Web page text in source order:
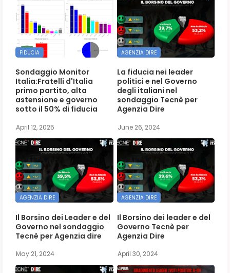
FIDUCIA
Sondaggio Monitor
Italia:Fratelli d'Italia
primo partito, alta
astensione e governo
sotto il 50% di fiducia
April 12, 2025
AGENZIA DIRE
La fiducia nei leader
politici e nel Governo
degli italiani nel
sondaggio Tecnè per
Agenzia Dire
June 26, 2024
AGENZIA DIRE
Il Borsino dei Leader e del
Governo nel sondaggio
Tecnè per Agenzia dire
May 21, 2024
AGENZIA DIRE
Il Borsino dei leader e del
Governo Tecnè per
Agenzia Dire
April 30, 2024